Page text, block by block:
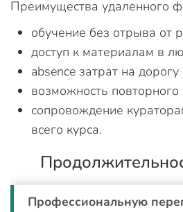
Преимущества удаленного
обучение без отрыва от
доступ к материалам в
absence затрат на
возможность
сопровождение
всего курса.
Профессиональную